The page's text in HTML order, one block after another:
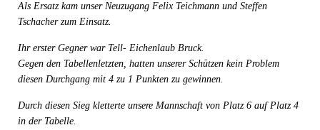
Als Ersatz kam unser Neuzugang Felix Teichmann und Steffen
Tschacher zum Einsatz.
Ihr erster Gegner war Tell- Eichenlaub Bruck.
Gegen den Tabellenletzten, hatten unserer Schützen kein Problem
diesen Durchgang mit 4 zu 1 Punkten zu gewinnen.
Durch diesen Sieg kletterte unsere Mannschaft von Platz 6 auf Platz 4
in der Tabelle.